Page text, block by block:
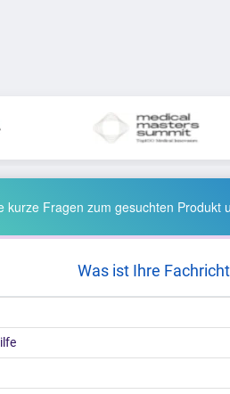
kurze Fragen zum gesuchten Produkt
Was ist Ihre